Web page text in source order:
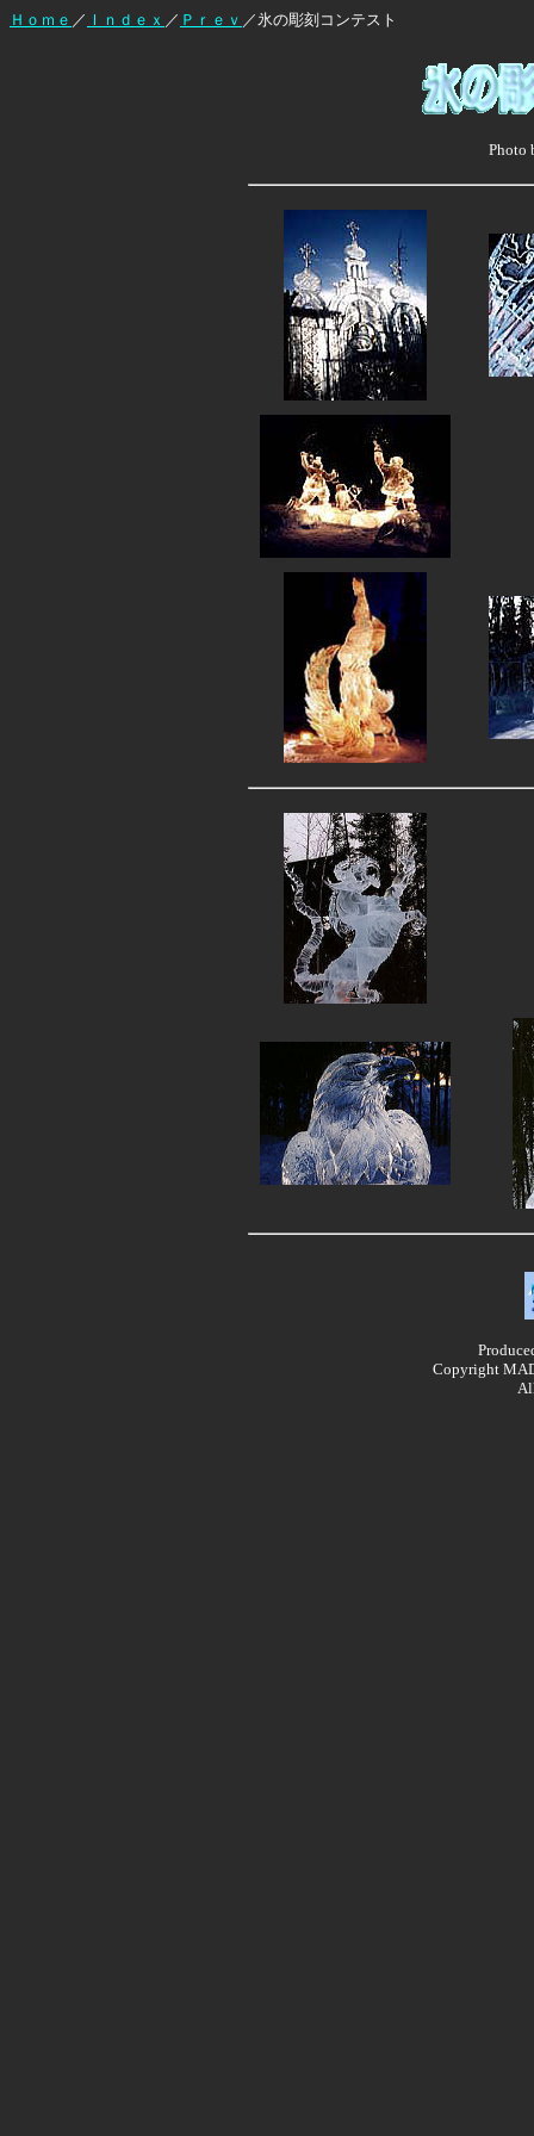
Ｈｏｍｅ ／ Ｉｎｄｅｘ ／ Ｐｒｅｖ ／氷の彫刻コンテスト
Photo
Copyright